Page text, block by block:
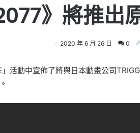
》將推出
2020 年 6 月 26 日 0
活動中宣佈了將與日本動畫公司